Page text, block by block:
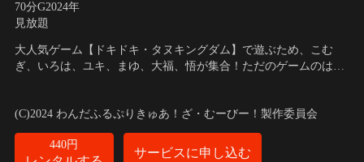
70分G2024年
見放題
大人気ゲーム【ドキドキ・タヌキングダム】で遊ぶため、こむ
ぎ、いろは、ユキ、まゆ、大福、悟が集合！ただのゲームのはず
きないろはに会うために、こむぎはいろんなゲーム対決に挑戦す
ることに！
(C)2024 わんだふるぷりきゅあ！ざ・むーびー！製作委員会
440円
サービスに申し込む